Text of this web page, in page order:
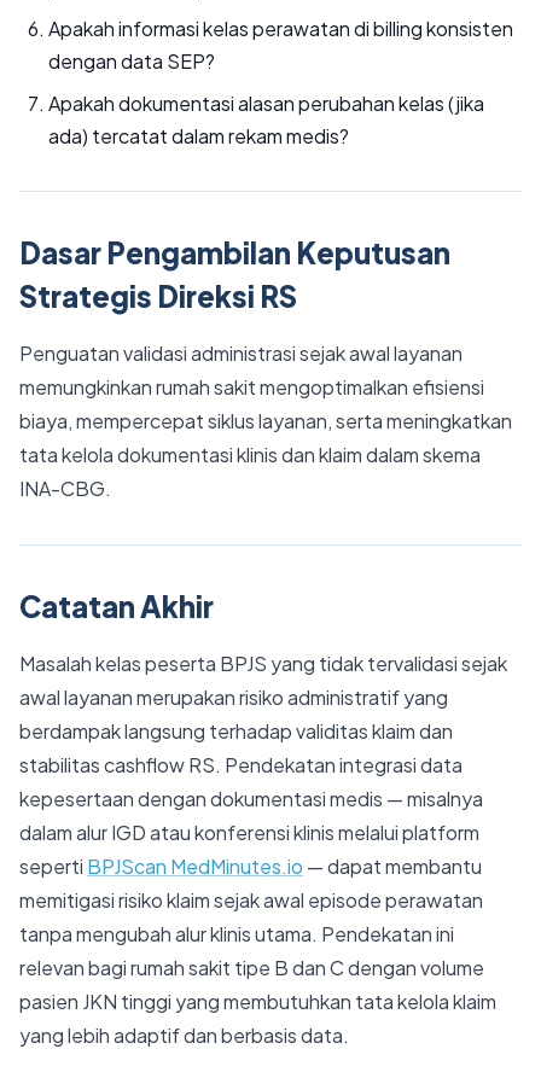
Apakah informasi kelas perawatan di billing konsisten
dengan data SEP?
Apakah dokumentasi alasan perubahan kelas (jika
ada) tercatat dalam rekam medis?
Dasar Pengambilan Keputusan
Strategis Direksi RS
Penguatan validasi administrasi sejak awal layanan
memungkinkan rumah sakit mengoptimalkan efisiensi
biaya, mempercepat siklus layanan, serta meningkatkan
tata kelola dokumentasi klinis dan klaim dalam skema
INA-CBG.
Catatan Akhir
Masalah kelas peserta BPJS yang tidak tervalidasi sejak
awal layanan merupakan risiko administratif yang
berdampak langsung terhadap validitas klaim dan
stabilitas cashflow RS. Pendekatan integrasi data
kepesertaan dengan dokumentasi medis — misalnya
dalam alur IGD atau konferensi klinis melalui platform
seperti BPJScan MedMinutes.io — dapat membantu
memitigasi risiko klaim sejak awal episode perawatan
tanpa mengubah alur klinis utama. Pendekatan ini
relevan bagi rumah sakit tipe B dan C dengan volume
pasien JKN tinggi yang membutuhkan tata kelola klaim
yang lebih adaptif dan berbasis data.